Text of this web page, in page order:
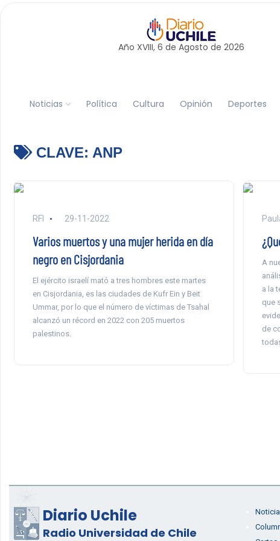
Año XVIII, 6 de Agosto de 2026
Noticias Política Cultura Opinión Deportes
CLAVE: ANP
RFI 29-11-2022
Varios muertos y una mujer herida en día
negro en Cisjordania
El ejército israelí mató a tres hombres este martes
en Cisjordania, es las ciudades de Kufr Ein y Beit
Ummar, por lo que el número de víctimas de Tsahal
alcanzó un récord en 2022 con 205 muertos
palestinos.
A
a la
que
de
Diario Uchile
Radio Universidad de Chile